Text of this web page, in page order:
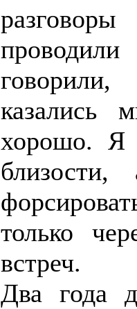
казались
хорошо. Я
только
встреч.
Два года